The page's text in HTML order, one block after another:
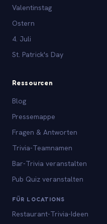
Valentinstag
Ostern
4. Juli
St. Patrick's Day
Ressourcen
Blog
Pressemappe
Fragen & Antworten
Trivia-Teamnamen
Bar-Trivia veranstalten
Pub Quiz veranstalten
FÜR LOCATIONS
Restaurant-Trivia-Ideen